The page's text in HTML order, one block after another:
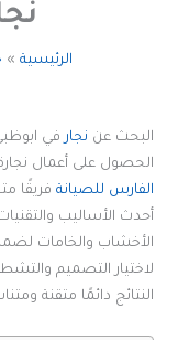
الرئيسية
البحث عن نجار في
الحصول على أعمال نجارة
الفارس للصيانة فريقًا
أحدث الأساليب
الأخشاب والخامات
لاختيار التصميم
النتائج دائمًا متقنة